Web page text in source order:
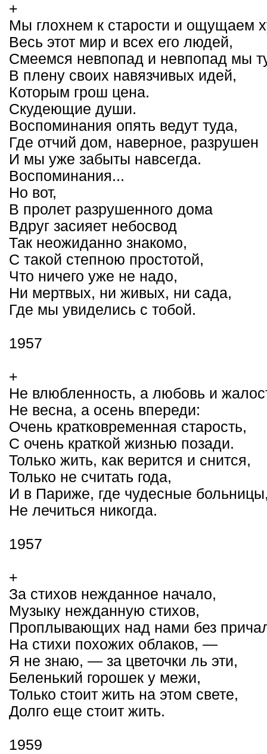
+
Мы глохнем к старости и ощущаем
Весь этот мир и всех его людей,
Смеемся невпопад и невпопад мы
В плену своих навязчивых идей,
Которым грош цена.
Скудеющие души.
Воспоминания опять ведут туда,
Где отчий дом, наверное, разрушен
И мы уже забыты навсегда.
Воспоминания...
Но вот,
В пролет разрушенного дома
Вдруг засияет небосвод
Так неожиданно знакомо,
С такой степною простотой,
Что ничего уже не надо,
Ни мертвых, ни живых, ни сада,
Где мы увиделись с тобой.
1957
+
Не влюбленность, а любовь и
Не весна, а осень впереди:
Очень кратковременная старость,
С очень краткой жизнью позади.
Только жить, как верится и снится,
Только не считать года,
И в Париже, где чудесные
Не лечиться никогда.
1957
+
За стихов нежданное начало,
Музыку нежданную стихов,
Проплывающих над нами без
На стихи похожих облаков, —
Я не знаю, — за цветочки ль эти,
Беленький горошек у межи,
Только стоит жить на этом свете,
Долго еще стоит жить.
1959